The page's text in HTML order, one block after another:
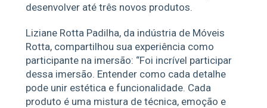
desenvolver até três novos produtos.
Liziane Rotta Padilha, da indústria de Móveis
Rotta, compartilhou sua experiência como
participante na imersão: “Foi incrível participar
dessa imersão. Entender como cada detalhe
pode unir estética e funcionalidade. Cada
produto é uma mistura de técnica, emoção e